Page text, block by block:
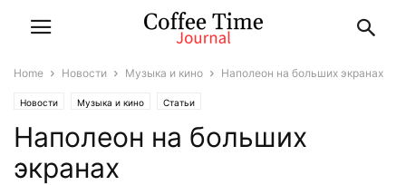
Home Новости Музыка и кино Наполеон на больших экранах
Новости Музыка и кино Статьи
Наполеон на больших
экранах